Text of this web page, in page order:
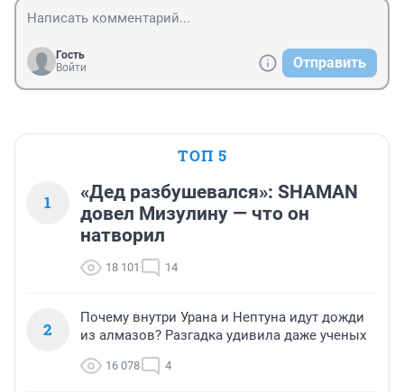
Гость
Войти
Отправить
ТОП 5
1
«Дед разбушевался»: SHAMAN
довел Мизулину — что он
натворил
18 101 14
2
Почему внутри Урана и Нептуна идут дожди
из алмазов? Разгадка удивила даже ученых
16 078 4